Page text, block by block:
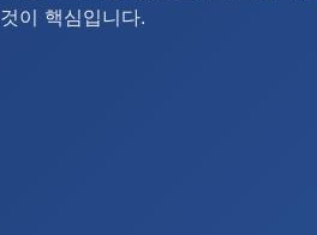
것이 핵심입니다.